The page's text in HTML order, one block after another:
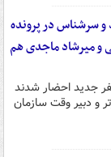
و سرشناس در پرونده
و میرشاد ماجدی هم
فساد در فوتبال ۵ نفر جدید احضار شدند
و دبیر وقت سازمان